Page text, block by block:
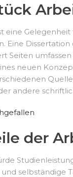
eine
Eine
Seiten
neuen
andere
der
selbständige